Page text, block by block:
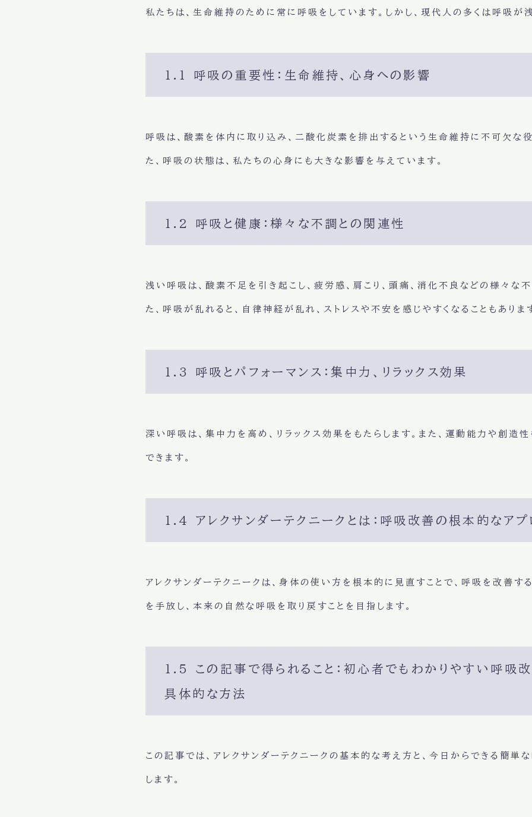
私たちは、 生命維持 のために常に呼吸をしています。しかし、 現代人の多くは呼吸が
1.1 呼吸の重要性：生命維持、心身への影響
呼吸は、 酸素を体内に取り込み、二酸化炭素を排出する という生命維持に不可欠な
た、 呼吸の状態 は、私たちの心身 にも大きな影響を与えています。
1.2 呼吸と健康：様々な不調との関連性
浅い呼吸 は、 酸素不足 を引き起こし、疲労感、肩こり、頭痛、消化不良などの様々な不
た、 呼吸が乱れる と、 自律神経が乱れ 、 ストレスや 不安 を感じやすくなることもありま
1.3 呼吸とパフォーマンス：集中力、リラックス効果
深い呼吸 は、 集中力 を高め、 リラックス効果 をもたらします。また、 運動能力や創造性
できます。
1.4 アレクサンダーテクニークとは：呼吸改善の根本的なアプ
アレクサンダーテクニークは、 身体の使い方を根本的に見直す ことで、呼吸を改善す
を手放し 、本来の自然な呼吸 を取り戻すことを目指します。
1.5 この記事で得られること：初心者でもわかりやすい呼吸
具体的な方法
この記事では、アレクサンダーテクニークの基本的な考え方と、今日からできる簡単
します。